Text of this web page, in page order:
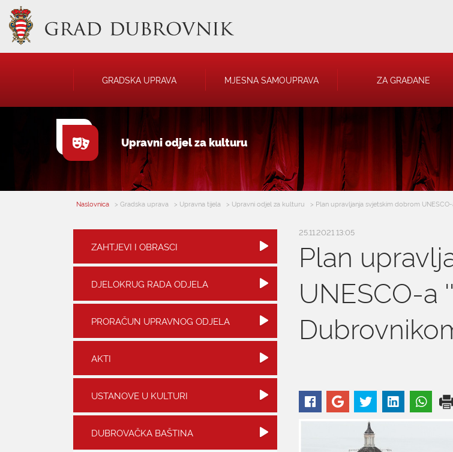
GRADSKA UPRAVA
GRADONAČELNIK
GRADSKO VIJEĆE
UPRAVNA TIJELA
SAVJET MLADIH
JAVNA OBJAVA RJEŠENJA
USTANOVE
KOMUNALNA I TRGOVAČKA
DRUŠTVA
MJESNA SAMOUPRAVA ZA GRAĐANE
Upravni odjel za kulturu
Naslovnica > Gradska uprava > Upravna tijela > Upravni odjel za kulturu > Plan upravljanja svjetskim dobrom
ZAHTJEVI I OBRASCI
DJELOKRUG RADA ODJELA
PRORAČUN UPRAVNOG ODJELA
AKTI
USTANOVE U KULTURI
DUBROVAČKA BAŠTINA
25.11.2021 13:05
Plan
UNESCO-a